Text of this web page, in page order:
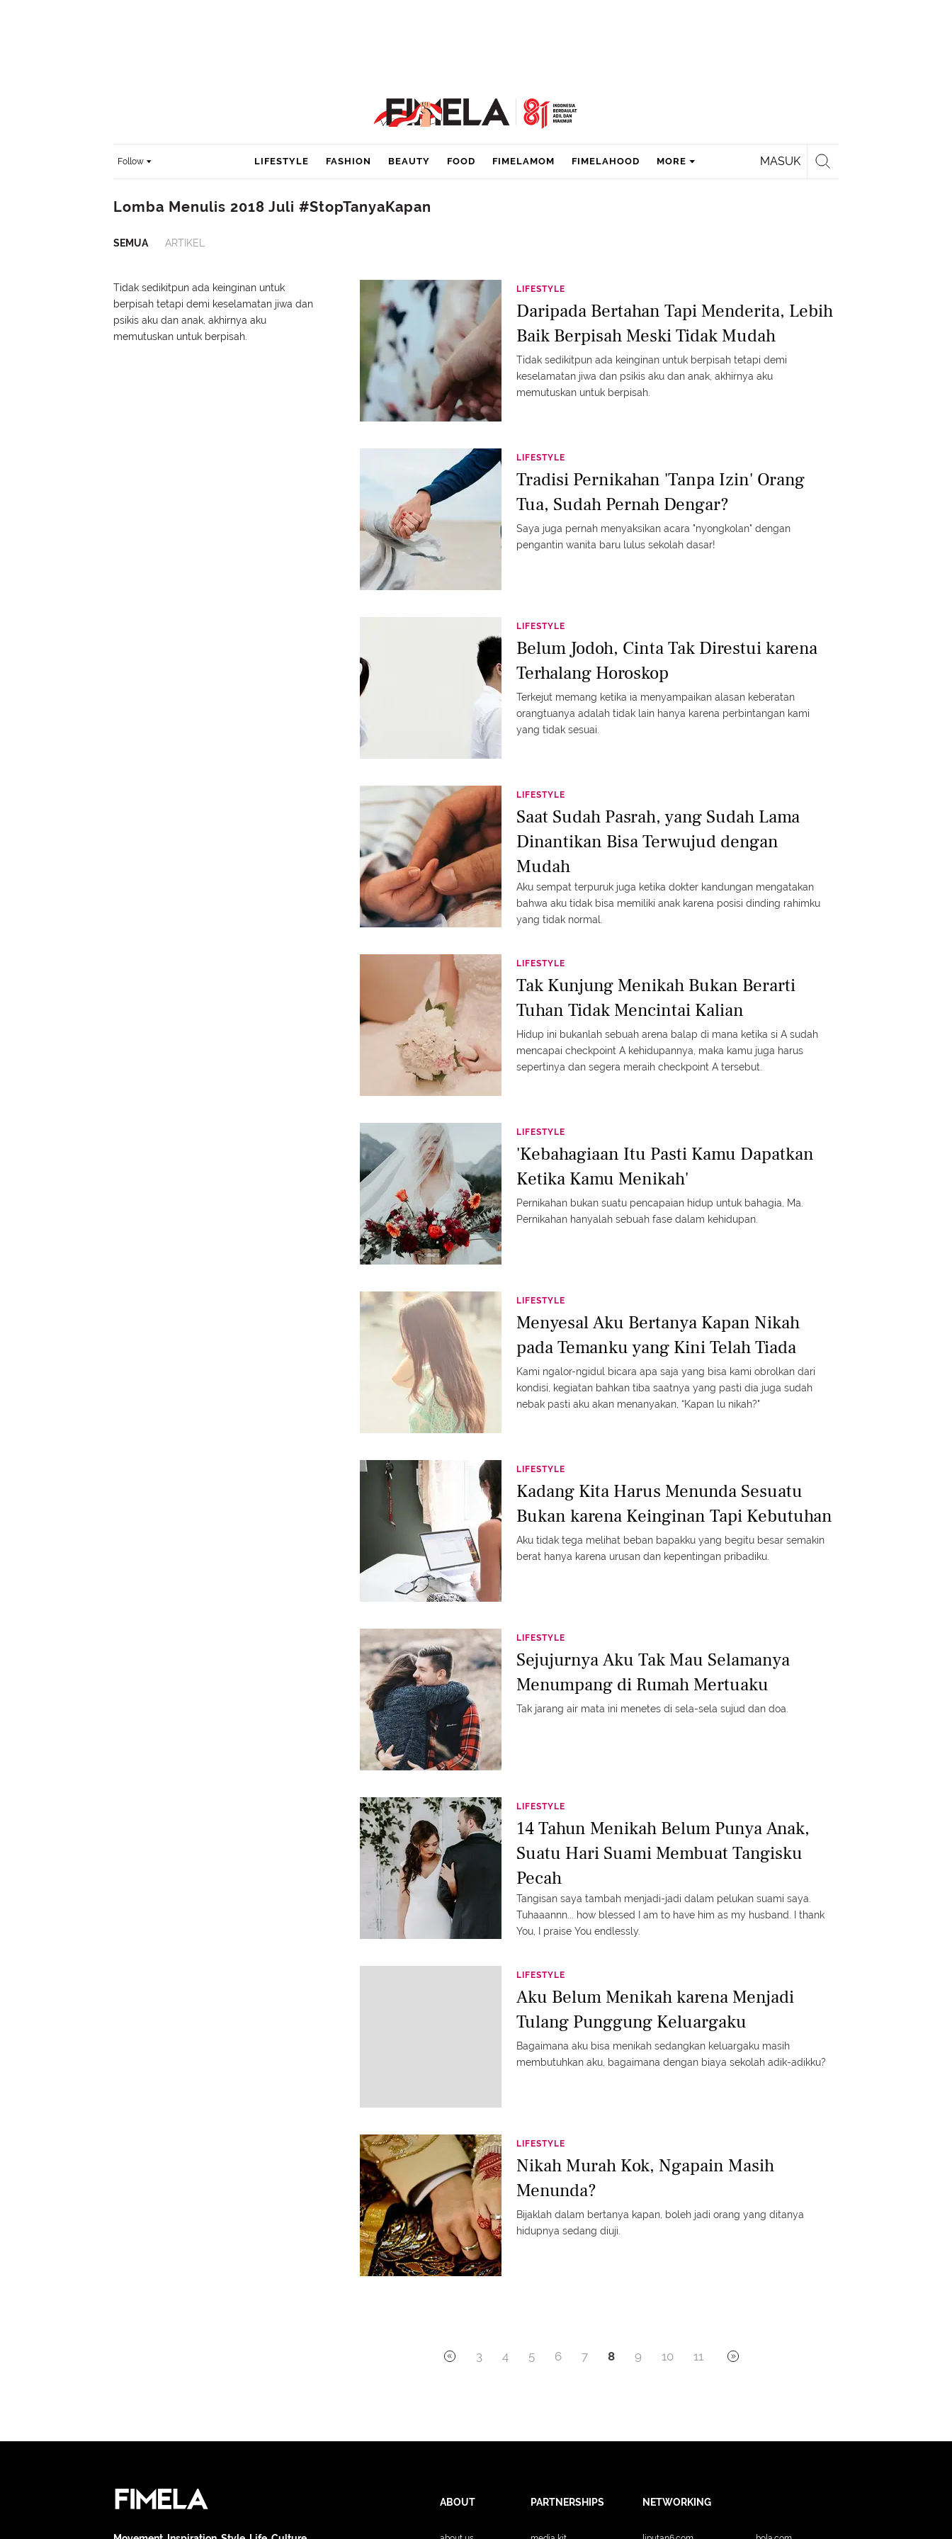
Follow MASUK
LIFESTYLE FASHION BEAUTY FOOD FIMELAMOM FIMELAHOOD MORE
Lomba Menulis 2018 Juli #StopTanyaKapan
SEMUA ARTIKEL
Tidak sedikitpun ada keinginan untuk
berpisah tetapi demi keselamatan jiwa dan
psikis aku dan anak, akhirnya aku
memutuskan untuk berpisah.
LIFESTYLE
Daripada Bertahan Tapi Menderita, Lebih
Baik Berpisah Meski Tidak Mudah
Tidak sedikitpun ada keinginan untuk berpisah tetapi demi
keselamatan jiwa dan psikis aku dan anak, akhirnya aku
memutuskan untuk berpisah.
LIFESTYLE
Tradisi Pernikahan 'Tanpa Izin' Orang
Tua, Sudah Pernah Dengar?
Saya juga pernah menyaksikan acara "nyongkolan" dengan
pengantin wanita baru lulus sekolah dasar!
LIFESTYLE
Belum Jodoh, Cinta Tak Direstui karena
Terhalang Horoskop
Terkejut memang ketika ia menyampaikan alasan keberatan
orangtuanya adalah tidak lain hanya karena perbintangan kami
yang tidak sesuai.
LIFESTYLE
Saat Sudah Pasrah, yang Sudah Lama
Dinantikan Bisa Terwujud dengan
Mudah
Aku sempat terpuruk juga ketika dokter kandungan mengatakan
bahwa aku tidak bisa memiliki anak karena posisi dinding rahimku
yang tidak normal.
LIFESTYLE
Tak Kunjung Menikah Bukan Berarti
Tuhan Tidak Mencintai Kalian
Hidup ini bukanlah sebuah arena balap di mana ketika si A sudah
mencapai checkpoint A kehidupannya, maka kamu juga harus
sepertinya dan segera meraih checkpoint A tersebut.
LIFESTYLE
'Kebahagiaan Itu Pasti Kamu Dapatkan
Ketika Kamu Menikah'
Pernikahan bukan suatu pencapaian hidup untuk bahagia, Ma.
Pernikahan hanyalah sebuah fase dalam kehidupan.
LIFESTYLE
Menyesal Aku Bertanya Kapan Nikah
pada Temanku yang Kini Telah Tiada
Kami ngalor-ngidul bicara apa saja yang bisa kami obrolkan dari
kondisi, kegiatan bahkan tiba saatnya yang pasti dia juga sudah
nebak pasti aku akan menanyakan, “Kapan lu nikah?"
LIFESTYLE
Kadang Kita Harus Menunda Sesuatu
Bukan karena Keinginan Tapi Kebutuhan
Aku tidak tega melihat beban bapakku yang begitu besar semakin
berat hanya karena urusan dan kepentingan pribadiku.
LIFESTYLE
Sejujurnya Aku Tak Mau Selamanya
Menumpang di Rumah Mertuaku
Tak jarang air mata ini menetes di sela-sela sujud dan doa.
LIFESTYLE
14 Tahun Menikah Belum Punya Anak,
Suatu Hari Suami Membuat Tangisku
Pecah
Tangisan saya tambah menjadi-jadi dalam pelukan suami saya.
Tuhaaannn... how blessed I am to have him as my husband. I thank
You, I praise You endlessly.
LIFESTYLE
Aku Belum Menikah karena Menjadi
Tulang Punggung Keluargaku
Bagaimana aku bisa menikah sedangkan keluargaku masih
membutuhkan aku, bagaimana dengan biaya sekolah adik-adikku?
LIFESTYLE
Nikah Murah Kok, Ngapain Masih
Menunda?
Bijaklah dalam bertanya kapan, boleh jadi orang yang ditanya
hidupnya sedang diuji.
3 4 5 6 7 8 9 10 11
ABOUT PARTNERSHIPS NETWORKING